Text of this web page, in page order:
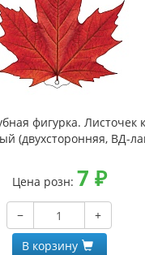
фигурка. Листочек
(двухсторонняя, ВД-
Цена розн: 7 ₽
−
+
В корзину